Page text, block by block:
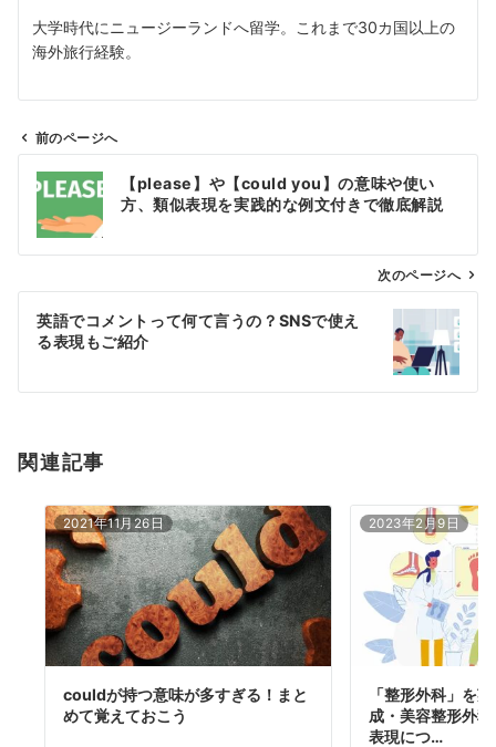
大学時代にニュージーランドへ留学。これまで30カ国以上の
海外旅行経験。
ン
前のページへ
【please】や【could you】の意味や使い
方、類似表現を実践的な例文付きで徹底解説
次のページへ
英語でコメントって何て言うの？SNSで使え
る表現もご紹介
関連記事
2021年11月26日
couldが持つ意味が多すぎる！まと
めて覚えておこう
2023年2月9日
「整形外科」を
成・美容整形外
表現につ…